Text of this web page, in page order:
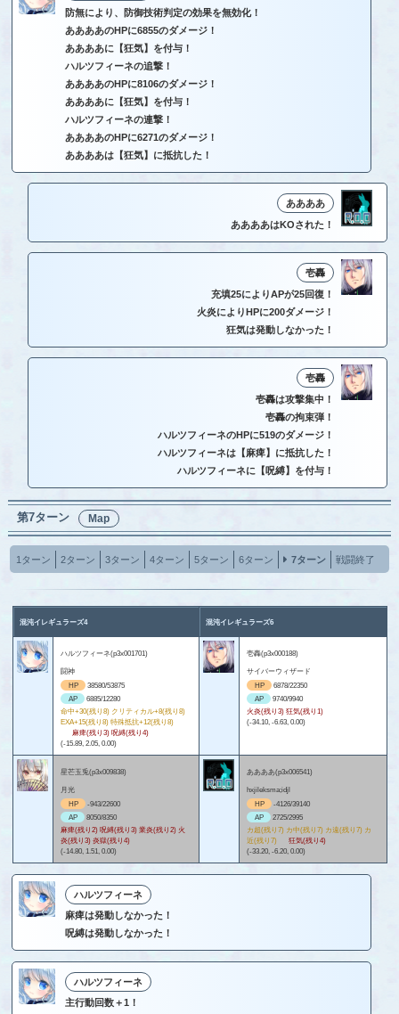
防無により、防御技術判定の効果を無効化！
ああああのHPに6855のダメージ！
ああああに【狂気】を付与！
ハルツフィーネの追撃！
ああああのHPに8106のダメージ！
ああああに【狂気】を付与！
ハルツフィーネの連撃！
ああああのHPに6271のダメージ！
ああああは【狂気】に抵抗した！
ああああ
ああああはKOされた！
壱轟
充填25によりAPが25回復！
火炎によりHPに200ダメージ！
狂気は発動しなかった！
壱轟
壱轟は攻撃集中！
壱轟の拘束弾！
ハルツフィーネのHPに519のダメージ！
ハルツフィーネは【麻痺】に抵抗した！
ハルツフィーネに【呪縛】を付与！
第7ターン Map
1ターン 2ターン 3ターン 4ターン 5ターン 6ターン 7ターン 戦闘終了
混沌イレギュラーズ4 混沌イレギュラーズ6
ハルツフィーネ(p3x001701)
闘神
HP
38580/53875
AP
6885/12280
命中+30(残り8) クリティカル+8(残り8)
EXA+15(残り8) 特殊抵抗+12(残り8)
麻痺(残り3) 呪縛(残り4)
(-15.89, 2.05, 0.00)
壱轟(p3x000188)
サイバーウィザード
HP
6878/22350
AP
9740/9940
火炎(残り3) 狂気(残り1)
(-34.10, -6.63, 0.00)
星芒玉兎(p3x009838)
月光
HP
-943/22600
AP
8050/8350
麻痺(残り2) 呪縛(残り3) 業炎(残り2) 火
炎(残り3) 炎獄(残り4)
(-14.80, 1.51, 0.00)
ああああ(p3x006541)
hxjileksma;idjl
HP
-4126/39140
AP
2725/2995
カ超(残り7) カ中(残り7) カ遠(残り7) カ
近(残り7)
狂気(残り4)
(-33.20, -6.20, 0.00)
ハルツフィーネ
麻痺は発動しなかった！
呪縛は発動しなかった！
ハルツフィーネ
主行動回数＋1！